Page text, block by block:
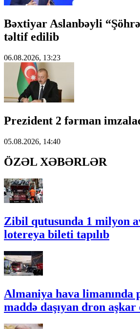
Bəxtiyar Aslanbəyli
təltif edilib
06.08.2026, 13:23
Prezident 2 fərman
05.08.2026, 14:40
ÖZƏL XƏBƏRLƏR
Zibil qutusunda 1 milyon
lotereya bileti tapılıb
Almaniya hava limanında
maddə daşıyan dron